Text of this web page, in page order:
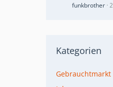
funkbrother
Kategorien
Gebrauchtmarkt